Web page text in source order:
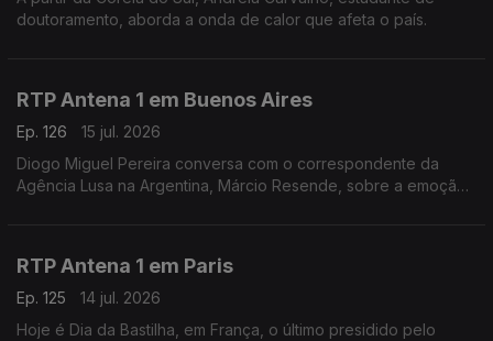
doutoramento, aborda a onda de calor que afeta o país.
RTP Antena 1 em Buenos Aires
Ep. 126
15 jul. 2026
Diogo Miguel Pereira conversa com o correspondente da
Agência Lusa na Argentina, Márcio Resende, sobre a emoção
RTP Antena 1 em Paris
Ep. 125
14 jul. 2026
Hoje é Dia da Bastilha, em França, o último presidido pelo